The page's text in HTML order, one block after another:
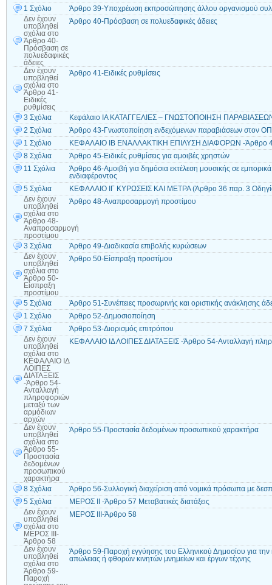
1 Σχόλιο
Άρθρο 39-Υποχρέωση εκπροσώπησης άλλου οργανισμού
Δεν έχουν
υποβληθεί
σχόλια στο
Άρθρο 40-
Πρόσβαση σε
πολυεδαφικές
άδειες
Άρθρο 40-Πρόσβαση σε πολυεδαφικές άδειες
Δεν έχουν
υποβληθεί
σχόλια στο
Άρθρο 41-
Ειδικές
ρυθμίσεις
Άρθρο 41-Ειδικές ρυθμίσεις
3 Σχόλια
Κεφάλαιο ΙΑ ΚΑΤΑΓΓΕΛΙΕΣ – ΓΝΩΣΤΟΠΟΙΗΣΗ ΠΑΡΑΒΙΑΣΕΩΝ-
2 Σχόλια
Άρθρο 43-Γνωστοποίηση ενδεχόμενων παραβιάσεων στον
1 Σχόλιο
ΚΕΦΑΛΑΙΟ ΙΒ ΕΝΑΛΛΑΚΤΙΚΗ ΕΠΙΛΥΣΗ ΔΙΑΦΟΡΩΝ -Άρθρο 44
8 Σχόλια
Άρθρο 45-Ειδικές ρυθμίσεις για αμοιβές χρηστών
11 Σχόλια
Άρθρο 46-Αμοιβή για δημόσια εκτέλεση μουσικής σε
ενδιαφέροντος
5 Σχόλια
ΚΕΦΑΛΑΙΟ ΙΓ ΚΥΡΩΣΕΙΣ ΚΑΙ ΜΕΤΡΑ (Άρθρο 36 παρ. 3
Δεν έχουν
υποβληθεί
σχόλια στο
Άρθρο 48-
Αναπροσαρμογή
προστίμου
Άρθρο 48-Αναπροσαρμογή προστίμου
3 Σχόλια
Άρθρο 49-Διαδικασία επιβολής κυρώσεων
Δεν έχουν
υποβληθεί
σχόλια στο
Άρθρο 50-
Είσπραξη
προστίμου
Άρθρο 50-Είσπραξη προστίμου
5 Σχόλια
Άρθρο 51-Συνέπειες προσωρινής και οριστικής ανάκλησης
1 Σχόλιο
Άρθρο 52-Δημοσιοποίηση
7 Σχόλια
Άρθρο 53-Διορισμός επιτρόπου
Δεν έχουν
υποβληθεί
σχόλια στο
ΚΕΦΑΛΑΙΟ ΙΔ
ΛΟΙΠΕΣ
ΔΙΑΤΑΞΕΙΣ
-Άρθρο 54-
Ανταλλαγή
πληροφοριών
μεταξύ των
αρμόδιων
αρχών
ΚΕΦΑΛΑΙΟ ΙΔ ΛΟΙΠΕΣ ΔΙΑΤΑΞΕΙΣ -Άρθρο 54-Ανταλλαγή
Δεν έχουν
υποβληθεί
σχόλια στο
Άρθρο 55-
Προστασία
δεδομένων
προσωπικού
χαρακτήρα
Άρθρο 55-Προστασία δεδομένων προσωπικού χαρακτήρα
8 Σχόλια
Άρθρο 56-Συλλογική διαχείριση από νομικά πρόσωπα με
5 Σχόλια
ΜΕΡΟΣ II -Άρθρο 57 Μεταβατικές διατάξεις
Δεν έχουν
υποβληθεί
σχόλια στο
ΜΕΡΟΣ ΙΙΙ-
Άρθρο 58
ΜΕΡΟΣ ΙΙΙ-Άρθρο 58
Δεν έχουν
υποβληθεί
σχόλια στο
Άρθρο 59-
Παροχή
Άρθρο 59-Παροχή εγγύησης του Ελληνικού Δημοσίου για
απώλειας ή φθορών κινητών μνημείων και έργων τέχνης